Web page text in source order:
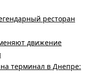
ресторан
движение
терминал в Днепре: